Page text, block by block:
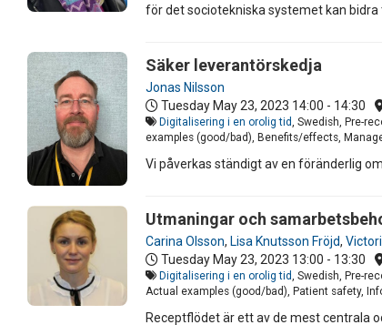
för det sociotekniska systemet kan
Säker leverantörskedja
Jonas Nilsson
Tuesday May 23, 2023 14:00 - 14:30
Digitalisering i en orolig tid, Swedish, Pre-
examples (good/bad), Benefits/effects,
Vi påverkas ständigt av en föränderlig
Utmaningar och
Carina Olsson, Lisa Knutsson Fröjd,
Tuesday May 23, 2023 13:00 - 13:30
Digitalisering i en orolig tid, Swedish, Pre-
Actual examples (good/bad), Patient safety,
Receptflödet är ett av de mest centrala